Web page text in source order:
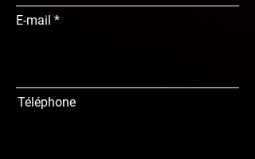
E-mail
Téléphone